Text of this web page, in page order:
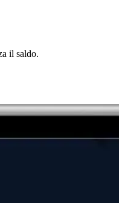
il saldo.